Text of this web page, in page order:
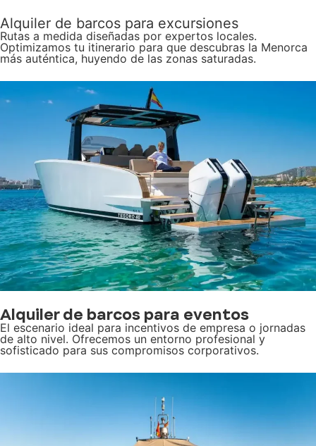
Alquiler de barcos para excursiones
Rutas a medida diseñadas por expertos locales.
Optimizamos tu itinerario para que descubras la Menorca
más auténtica, huyendo de las zonas saturadas.
Alquiler de barcos para eventos
El escenario ideal para incentivos de empresa o jornadas
de alto nivel. Ofrecemos un entorno profesional y
sofisticado para sus compromisos corporativos.